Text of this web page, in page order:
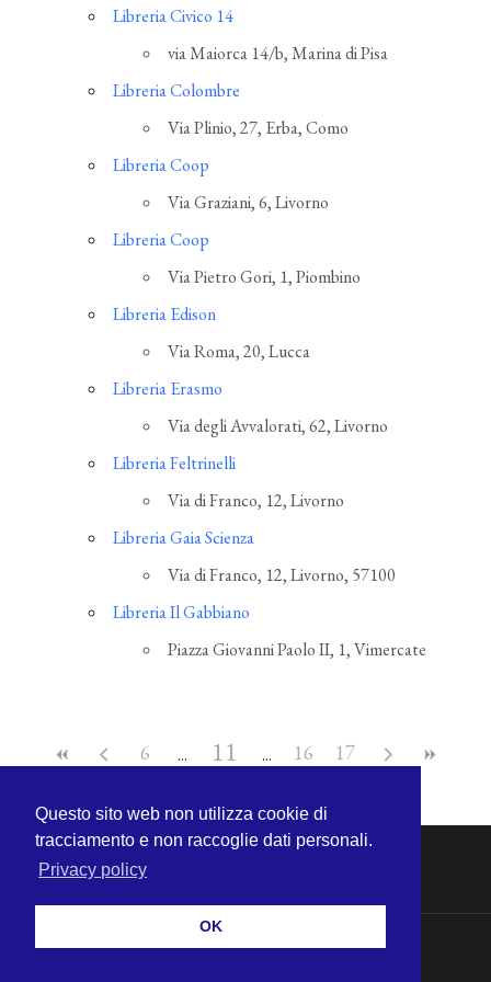
Libreria Civico 14
via Maiorca 14/b, Marina di Pisa
Libreria Colombre
Via Plinio, 27, Erba, Como
Libreria Coop
Via Graziani, 6, Livorno
Libreria Coop
Via Pietro Gori, 1, Piombino
Libreria Edison
Via Roma, 20, Lucca
Libreria Erasmo
Via degli Avvalorati, 62, Livorno
Libreria Feltrinelli
Via di Franco, 12, Livorno
Libreria Gaia Scienza
Via di Franco, 12, Livorno, 57100
Libreria Il Gabbiano
Piazza Giovanni Paolo II, 1, Vimercate
6 11 16 17
Questo sito web non utilizza cookie di
tracciamento e non raccoglie dati personali.
Privacy policy
OK